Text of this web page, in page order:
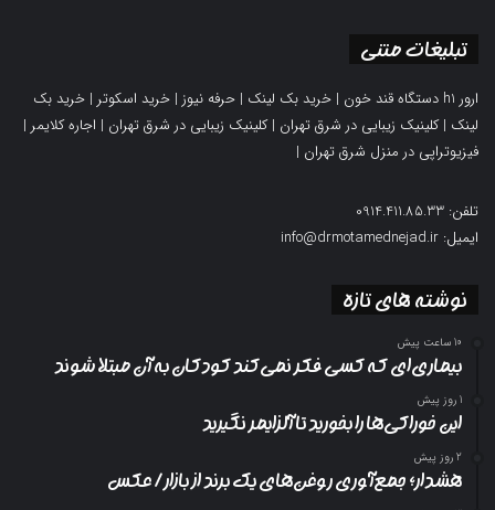
تبلیغات متنی
ارور h1 دستگاه قند خون | خرید بک لینک | حرفه نیوز | خرید اسکوتر | خرید بک
لینک |کلینیک زیبایی در شرق تهران |کلینیک زیبایی در شرق تهران | اجاره کلایمر |
فیزیوتراپی در منزل شرق تهران |
تلفن: 0914.411.85.33
ایمیل: info@drmotamednejad.ir
نوشته های تازه
10 ساعت پیش
بیماری‌ای که کسی فکر نمی‌کند کودکان به آن مبتلا شوند
1 روز پیش
این خوراکی‌ها را بخورید تا آلزایمر نگیرید
2 روز پیش
هشدار؛ جمع‌آوری روغن‌های یک برند از بازار/ عکس